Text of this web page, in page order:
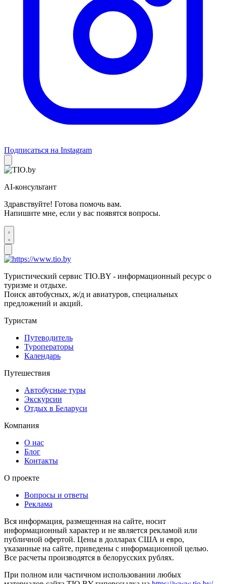
Подписаться на Instagram
AI-консультант
Здравствуйте! Готова помочь вам.
Напишите мне, если у вас появятся вопросы.
Туристический сервис TIO.BY - информационный ресурс о
туризме и отдыхе.
Поиск автобусных, ж/д и авиатуров, специальных
предложений и акций.
Туристам
Путеводитель
Туроператоры
Календарь
Путешествия
Автобусные туры
Экскурсии
Отдых в Беларуси
Компания
О нас
Блог
Контакты
О проекте
Вопросы и ответы
Реклама
Вся информация, размещенная на сайте, носит
информационный характер и не является рекламой или
публичной офертой. Цены в долларах США и евро,
указанные на сайте, приведены с информационной целью.
Все расчеты производятся в белорусских рублях.
При полном или частичном использовании любых